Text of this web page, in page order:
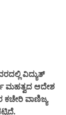
ವಿದ್ಯುತ್
ಮಹತ್ವದ ಆದೇಶ
ವಾಣಿಜ್ಯ